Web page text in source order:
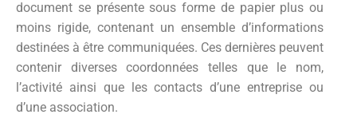
document se présente sous forme de papier plus ou
moins rigide, contenant un ensemble d’informations
destinées à être communiquées. Ces dernières peuvent
contenir diverses coordonnées telles que le nom,
l’activité ainsi que les contacts d’une entreprise ou
d’une association.